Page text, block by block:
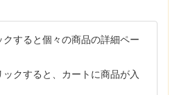
クすると個々の商品の詳細ペー
ックすると、カートに商品が入